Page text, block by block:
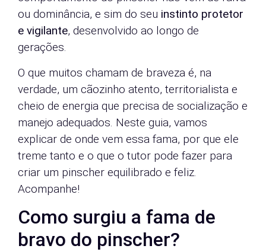
ou dominância, e sim do seu instinto protetor
e vigilante, desenvolvido ao longo de
gerações.
O que muitos chamam de braveza é, na
verdade, um cãozinho atento, territorialista e
cheio de energia que precisa de socialização e
manejo adequados. Neste guia, vamos
explicar de onde vem essa fama, por que ele
treme tanto e o que o tutor pode fazer para
criar um pinscher equilibrado e feliz.
Acompanhe!
Como surgiu a fama de
bravo do pinscher?